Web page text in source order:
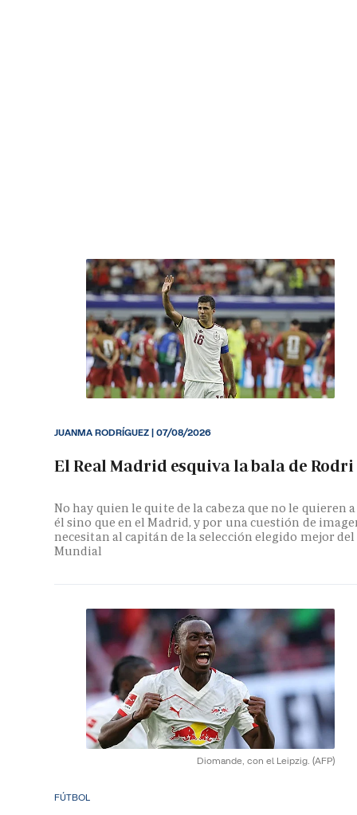
El Real Madrid esquiva la bala de Rodri
No hay quien le quite de la cabeza que no le quieren a
él sino que en el Madrid, y por una cuestión de
necesitan al capitán de la selección elegido mejor del
Mundial
JUANMA RODRÍGUEZ|07/08/2026
Diomande, con el Leipzig. (AFP)
FÚTBOL